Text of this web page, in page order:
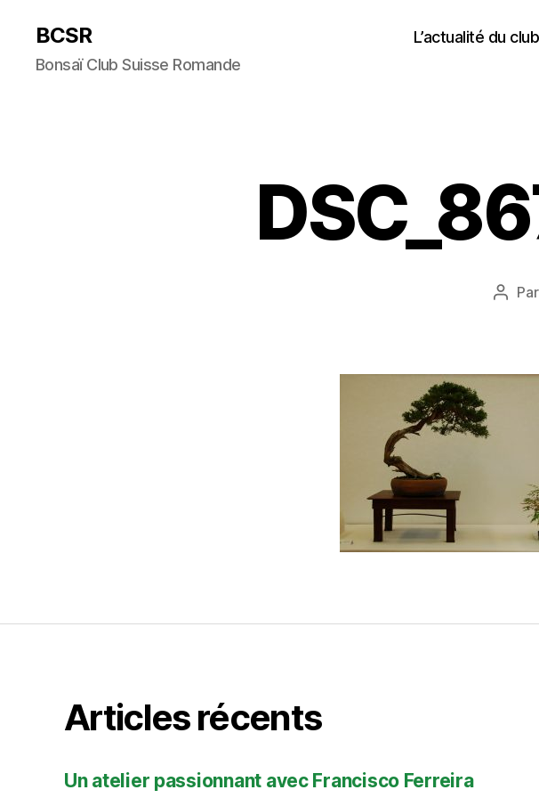
BCSR
Bonsaï Club Suisse Romande
L’actualité du club
Par
Articles récents
Un atelier passionnant avec Francisco Ferreira